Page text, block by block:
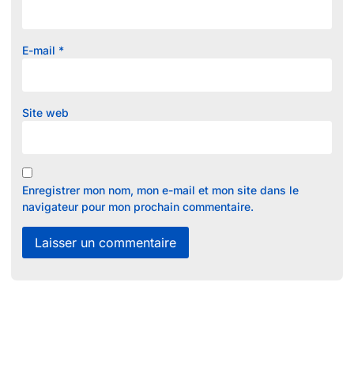
E-mail *
Site web
Enregistrer mon nom, mon e-mail et mon site dans le
navigateur pour mon prochain commentaire.